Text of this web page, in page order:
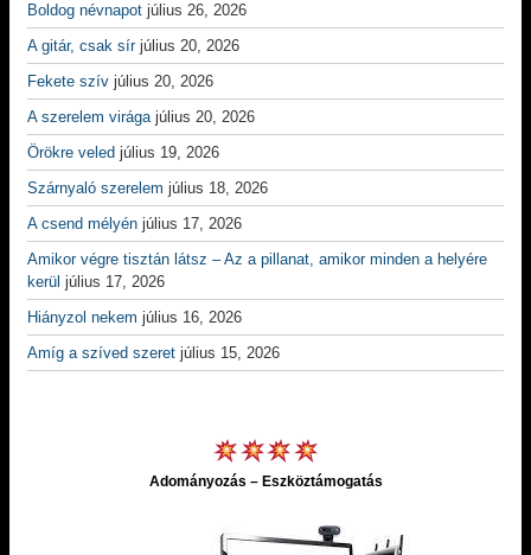
Boldog névnapot július 26, 2026
A gitár, csak sír július 20, 2026
Fekete szív július 20, 2026
A szerelem virága július 20, 2026
Örökre veled július 19, 2026
Szárnyaló szerelem július 18, 2026
A csend mélyén július 17, 2026
Amikor végre tisztán látsz – Az a pillanat, amikor minden a helyére
kerül július 17, 2026
Hiányzol nekem július 16, 2026
Amíg a szíved szeret július 15, 2026
Adományozás – Eszköztámogatás